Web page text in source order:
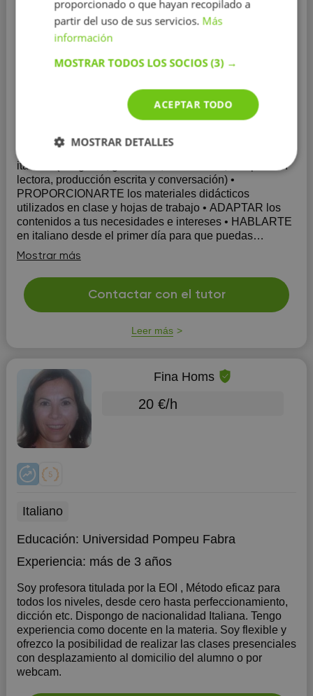
Universidad Pompeu Fabra
En las clases voy a: • AYUDARTE A MEJORAR tu
italiano (ortografía, gramática, vocabulario, compresión
lectora, producción escrita y conversación) •
PROPORCIONARTE los materiales didácticos
utilizados en clase y hojas de trabajo • ADAPTAR los
contenidos a tus necesidades e intereses • HABLARTE
en italiano desde el primer día para que puedas
acostumbrarte a escuchar e interactuar en mi idioma.
Mostrar más
Contactar con el tutor
Leer más
Fina Homs
20 €/h
Italiano
Educación: Universidad Pompeu Fabra
Experiencia: más de 3 años
Soy profesora titulada por la EOI , Método eficaz para
todos los niveles, desde cero hasta perfeccionamiento,
dicción etc. Dispongo de nacionalidad Italiana. Tengo
experiencia como docente en la materia. Soy flexible y
ofrezco la posibilidad de realizar las clases presenciales
con desplazamiento al domicilio del alumno o por
webcam.
proporcionado o que hayan recopilado a
partir del uso de sus servicios. Más
información
MOSTRAR TODOS LOS SOCIOS(3) →
ACEPTAR TODO
MOSTRAR DETALLES